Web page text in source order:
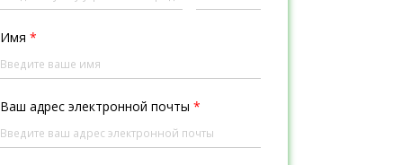
Имя *
Ваш адрес электронной почты *